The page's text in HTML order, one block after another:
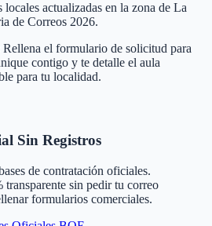
actualizadas en la zona de La
de Correos 2026.
Rellena el formulario de solicitud para
contigo y te detalle el aula
para tu localidad.
Sin Registros
de contratación oficiales.
transparente sin pedir tu correo
formularios comerciales.